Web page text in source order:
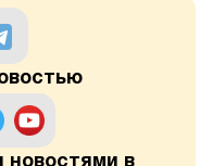
новостями в